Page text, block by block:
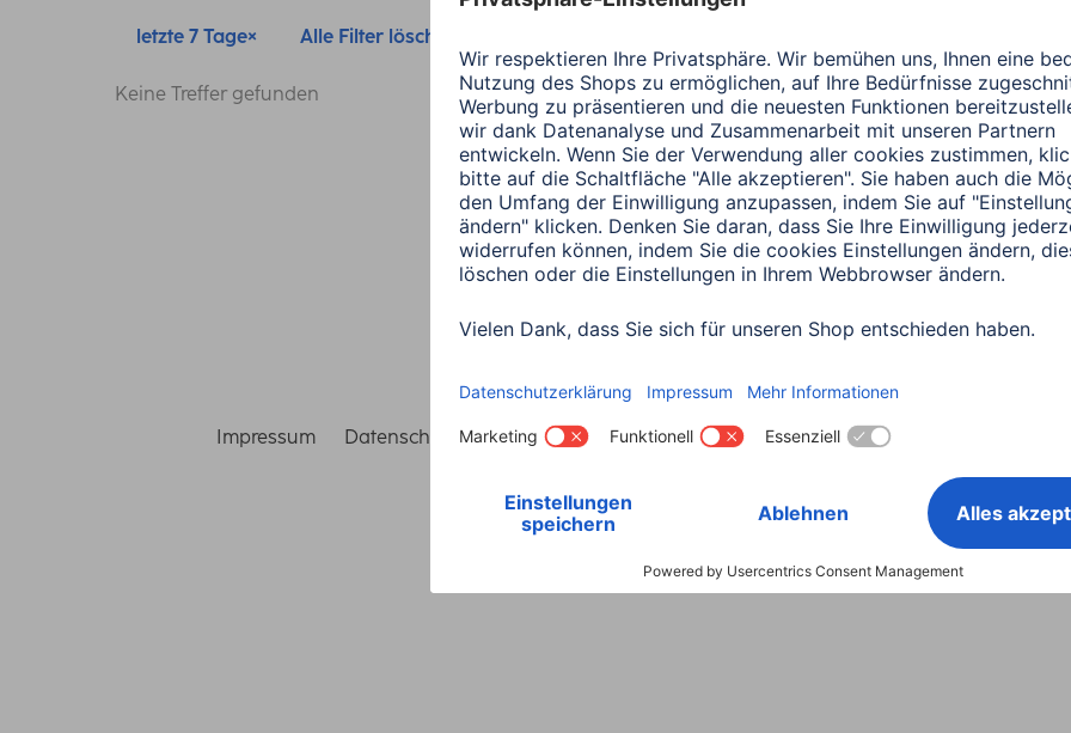
letzte 7 Tage Alle Filter löschen
Keine Treffer gefunden
Land wählen
Impressum Datenschutz Garantiebestimmungen Konformitätserklärungen